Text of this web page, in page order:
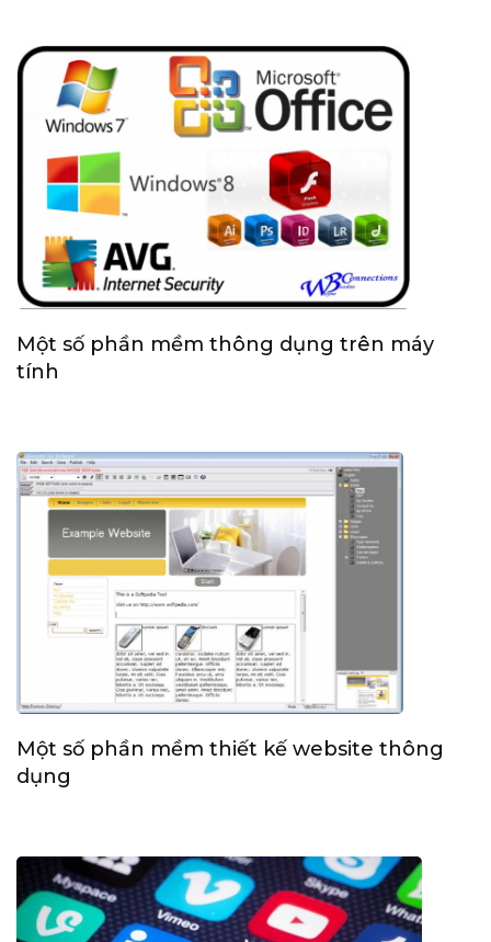
Một số phần mềm thông dụng trên máy
tính
Một số phần mềm thiết kế website thông
dụng